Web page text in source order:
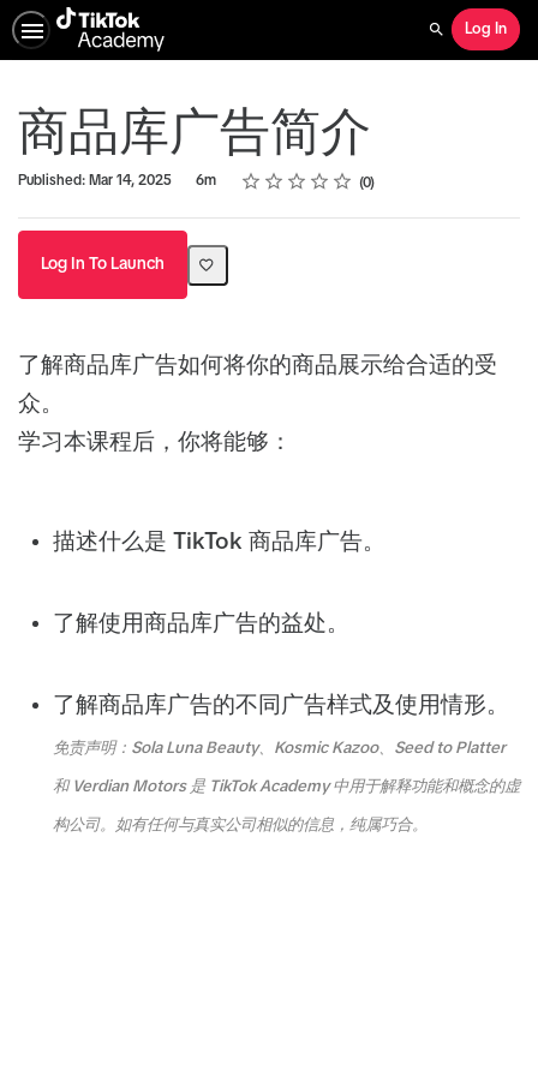
Search
Log In
商品库广告简介
Published: Mar 14, 2025
Duration 6m Rating
1 star
2 stars
3 stars
4 stars
5 stars
Average rating: 0 0
No reviews
Log In To Launch
了解商品库广告如何将你的商品展示给合适的受
众。
学习本课程后，你将能够：
描述什么是 TikTok 商品库广告。
了解使用商品库广告的益处。
了解商品库广告的不同广告样式及使用情形。
免责声明：Sola Luna Beauty、Kosmic Kazoo、Seed to Platter
和 Verdian Motors 是 TikTok Academy 中用于解释功能和概念的虚
构公司。如有任何与真实公司相似的信息，纯属巧合。